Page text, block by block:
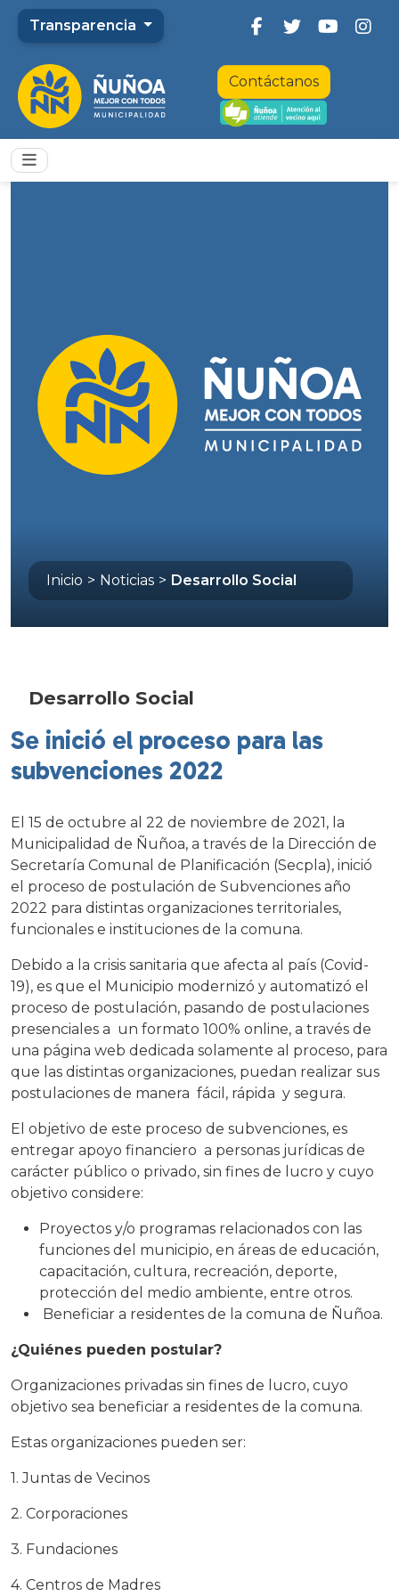
Transparencia
Contáctanos
Inicio > Noticias > Desarrollo Social
Desarrollo Social
Se inició el proceso para las
subvenciones 2022
El 15 de octubre al 22 de noviembre de 2021, la
Municipalidad de Ñuñoa, a través de la Dirección de
Secretaría Comunal de Planificación (Secpla), inició
el proceso de postulación de Subvenciones año
2022 para distintas organizaciones territoriales,
funcionales e instituciones de la comuna.
Debido a la crisis sanitaria que afecta al país (Covid-
19), es que el Municipio modernizó y automatizó el
proceso de postulación, pasando de postulaciones
presenciales a un formato 100% online, a través de
una página web dedicada solamente al proceso, para
que las distintas organizaciones, puedan realizar sus
postulaciones de manera fácil, rápida y segura.
El objetivo de este proceso de subvenciones, es
entregar apoyo financiero a personas jurídicas de
carácter público o privado, sin fines de lucro y cuyo
objetivo considere:
Proyectos y/o programas relacionados con las
funciones del municipio, en áreas de educación,
capacitación, cultura, recreación, deporte,
protección del medio ambiente, entre otros.
Beneficiar a residentes de la comuna de Ñuñoa.
¿Quiénes pueden postular?
Organizaciones privadas sin fines de lucro, cuyo
objetivo sea beneficiar a residentes de la comuna.
Estas organizaciones pueden ser:
1. Juntas de Vecinos
2. Corporaciones
3. Fundaciones
4. Centros de Madres